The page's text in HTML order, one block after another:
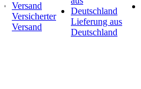
Versicherter
Versand
Lieferung aus
Deutschland